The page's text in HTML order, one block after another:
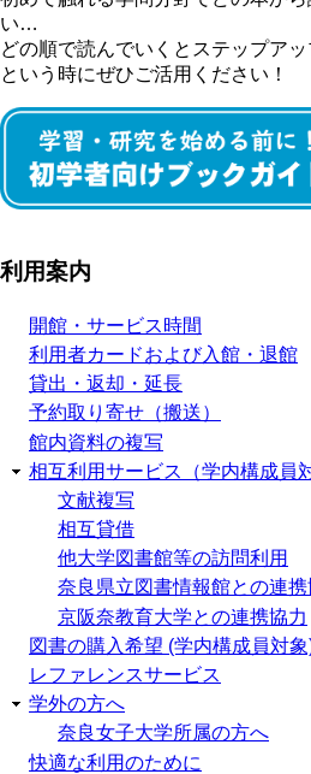
い…
どの順で読んでいくとステップア
という時にぜひご活用ください！
利用案内
開館・サービス時間
利用者カードおよび入館・退館
貸出・返却・延長
予約取り寄せ（搬送）
館内資料の複写
相互利用サービス（学内構成員
文献複写
相互貸借
他大学図書館等の訪問利用
奈良県立図書情報館との連携
京阪奈教育大学との連携協力
図書の購入希望 (学内構成員対
レファレンスサービス
学外の方へ
奈良女子大学所属の方へ
快適な利用のために